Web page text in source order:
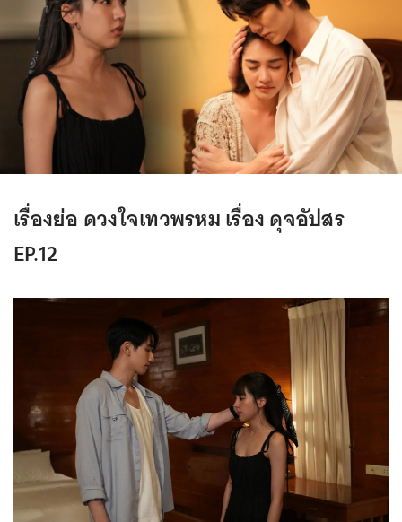
เรื่องย่อ ดวงใจเทวพรหม เรื่อง ดุจอัปสร
EP.12